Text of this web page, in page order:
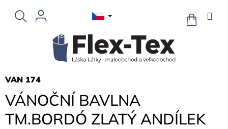
obsah
NÁKUPNÍ
KOŠÍK
VÁNOČNÍ BAVLNA
TM.BORDÓ ZLATÝ ANDÍLEK
VAN 174